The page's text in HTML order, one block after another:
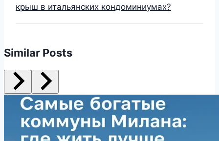
крыш в итальянских кондоминиумах?
Similar Posts